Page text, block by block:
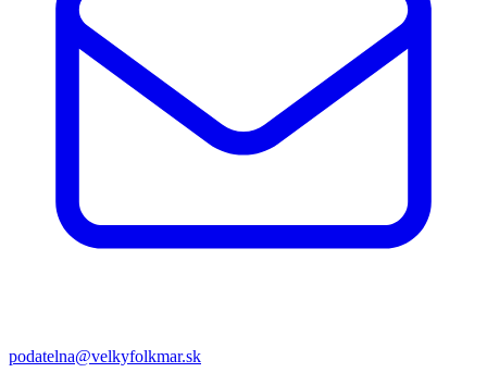
podatelna@velkyfolkmar.sk